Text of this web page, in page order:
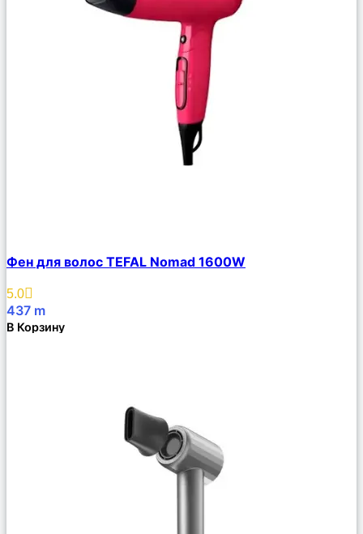
Описание
Избранное
Фен для волос TEFAL Nomad 1600W
5.0
437 m
В Корзину